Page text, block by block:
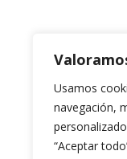
Usamos
navegación,
“Aceptar